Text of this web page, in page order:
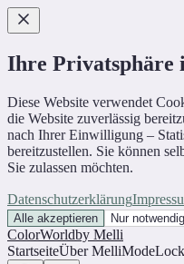
Ihre Privatsphäre
Diese Website verwendet
die Website zuverlässig
nach Ihrer Einwilligung –
bereitzustellen. Sie können
Sie zulassen möchten.
Datenschutzerklärung
Alle akzeptieren
Nur
ColorWorldby Melli
StartseiteÜber MelliMode